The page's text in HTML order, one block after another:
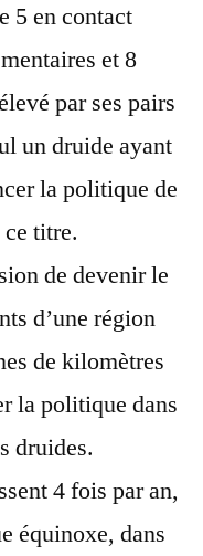
5 en contact
et 8
par ses pairs
un druide ayant
la politique de
titre.
de devenir le
d’une région
de kilomètres
la politique dans
druides.
4 fois par an,
équinoxe, dans